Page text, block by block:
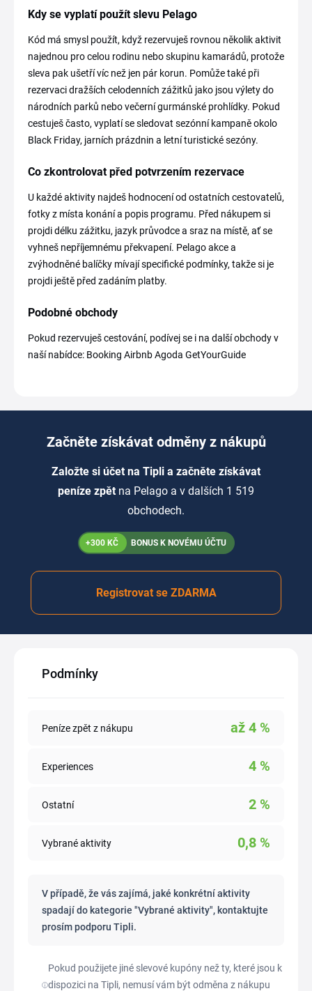
Kdy se vyplatí použít slevu Pelago
Kód má smysl použít, když rezervuješ rovnou několik aktivit
najednou pro celou rodinu nebo skupinu kamarádů, protože
sleva pak ušetří víc než jen pár korun. Pomůže také při
rezervaci dražších celodenních zážitků jako jsou výlety do
národních parků nebo večerní gurmánské prohlídky. Pokud
cestuješ často, vyplatí se sledovat sezónní kampaně okolo
Black Friday, jarních prázdnin a letní turistické sezóny.
Co zkontrolovat před potvrzením rezervace
U každé aktivity najdeš hodnocení od ostatních cestovatelů,
fotky z místa konání a popis programu. Před nákupem si
projdi délku zážitku, jazyk průvodce a sraz na místě, ať se
vyhneš nepříjemnému překvapení. Pelago akce a
zvýhodněné balíčky mívají specifické podmínky, takže si je
projdi ještě před zadáním platby.
Podobné obchody
Pokud rezervuješ cestování, podívej se i na další obchody v
naší nabídce: Booking Airbnb Agoda GetYourGuide
Začněte získávat odměny z nákupů
Založte si účet na Tipli a začněte získávat
peníze zpět na Pelago a v dalších 1 519
obchodech.
+300 KČ BONUS K NOVÉMU ÚČTU
Registrovat se ZDARMA
Podmínky
Peníze zpět z nákupu až 4 %
Experiences 4 %
Ostatní 2 %
Vybrané aktivity 0,8 %
V případě, že vás zajímá, jaké konkrétní aktivity
spadají do kategorie "Vybrané aktivity", kontaktujte
prosím podporu Tipli.
Pokud použijete jiné slevové kupóny než ty, které jsou k
dispozici na Tipli, nemusí vám být odměna z nákupu